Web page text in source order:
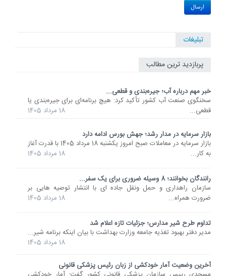
تبلیغات
پربازدید ترین مطالب
خبر مهم درباره آب؛ جیره‌بندی و قطعی...
سخنگوی صنعت آب کشور تأکید کرد: هیچ برنامه‌ای برای جیره‌بندی یا
قطعی...
18 مرداد 1405
بازار سرمایه در مدار رشد؛ جهش بورس ادامه دارد
بازار سرمایه در معاملات صبح امروز یکشنبه 18 مرداد 1405 با قدرت آغاز
به کار...
18 مرداد 1405
رانندگان بخوانند؛ 8 وسیله ضروری برای یک سفر...
سازمان راهداری و حمل ونقل جاده ای با انتشار توصیه هایی بر
ضرورت همراه...
18 مرداد 1405
تداوم طرح شیر مدارس؛ جزئیات تازه اعلام شد
مدیر دفتر بهبود تغذیه جامعه وزارت بهداشت با بیان اینکه برنامه شیر...
18 مرداد 1405
آخرین وضعیت آمار خودکشی از زبان رئیس پزشکی قانونی